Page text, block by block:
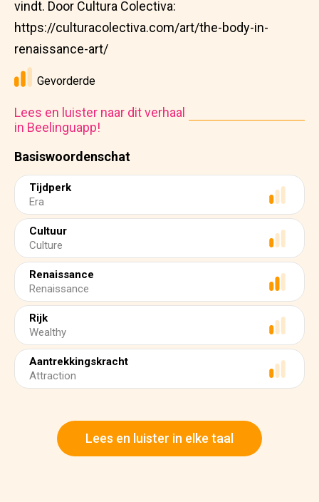
Basiswoordenschat
Tijdperk
Era
Cultuur
Culture
Renaissance
Renaissance
Rijk
Wealthy
Aantrekkingskracht
Attraction
vindt. Door Cultura Colectiva:
https://culturacolectiva.com/art/the-body-in-
renaissance-art/
Gevorderde
Lees en luister naar dit verhaal
in Beelinguapp!
Lees en luister in elke taal